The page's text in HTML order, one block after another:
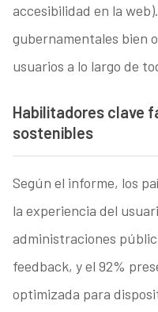
accesibilidad en la
gubernamentales bien
usuarios a lo largo de
Habilitadores clave
sostenibles
Según el informe, los
la experiencia del
administraciones
feedback, y el 92%
optimizada para